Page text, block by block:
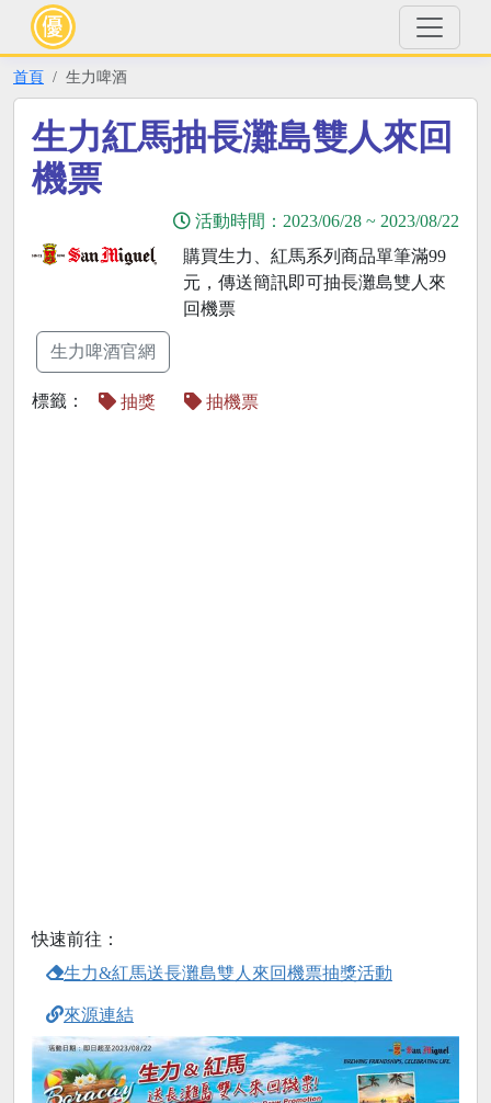
首頁 生力啤酒
生力紅馬抽長灘島雙人來回
機票
活動時間： 2023/06/28 ~ 2023/08/22
購買生力、紅馬系列商品單筆滿99
元，傳送簡訊即可抽長灘島雙人來
回機票
生力啤酒官網
標籤： 抽獎 抽機票
快速前往：
生力&紅馬送長灘島雙人來回機票抽獎活動
來源連結